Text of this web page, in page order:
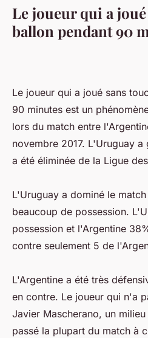
Le joueur qui a
ballon pendant 90
Le joueur qui a joué sans
90 minutes est un
lors du match entre
novembre 2017. L'Uruguay
a été éliminée de la Ligue
L'Uruguay a dominé le
beaucoup de possession.
possession et l'Argentine
contre seulement 5 de
L'Argentine a été très
en contre. Le joueur qui n'a
Javier Mascherano, un
passé la plupart du match à